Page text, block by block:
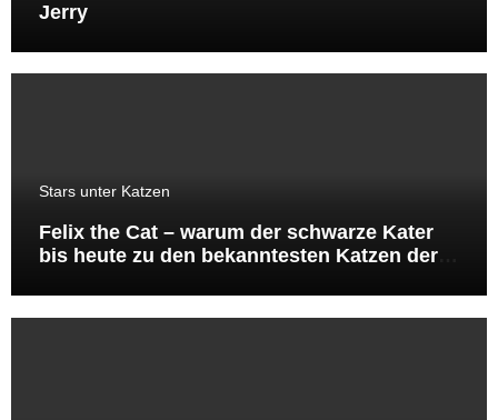
Jerry
Stars unter Katzen
Felix the Cat – warum der schwarze Kater
bis heute zu den bekanntesten Katzen der